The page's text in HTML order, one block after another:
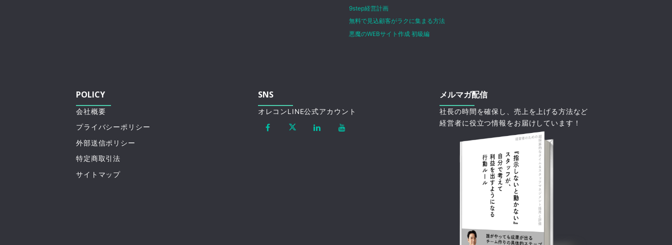
9step経営計画
無料で見込顧客がラクに集まる方法
悪魔のWEBサイト作成 初級編
POLICY
会社概要
プライバシーポリシー
外部送信ポリシー
特定商取引法
サイトマップ
SNS
オレコンLINE公式アカウント
メルマガ配信
社長の時間を確保し、売上を上げる方法など
経営者に役立つ情報をお届けしています！